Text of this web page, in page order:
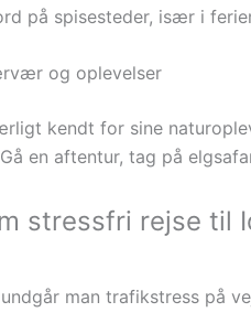
på spisesteder, især i
og oplevelser
kendt for sine
en aftentur, tag på
stressfri rejse til
man trafikstress på